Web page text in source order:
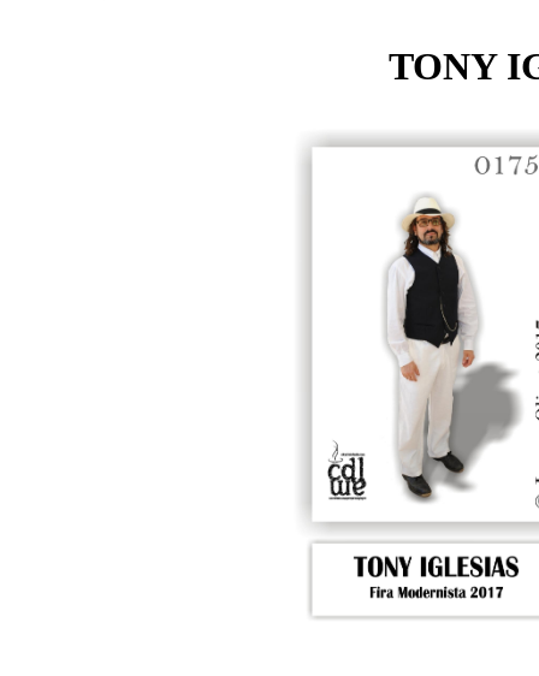
TONY